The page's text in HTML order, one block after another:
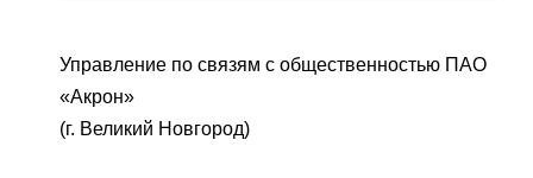
Управление по связям с общественностью ПАО
«Акрон»
(г. Великий Новгород)